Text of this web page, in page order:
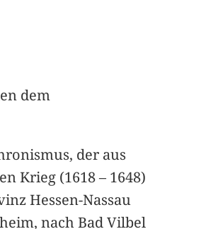
dem
der aus
Krieg (1618 – 1648)
Hessen-Nassau
nach Bad Vilbel